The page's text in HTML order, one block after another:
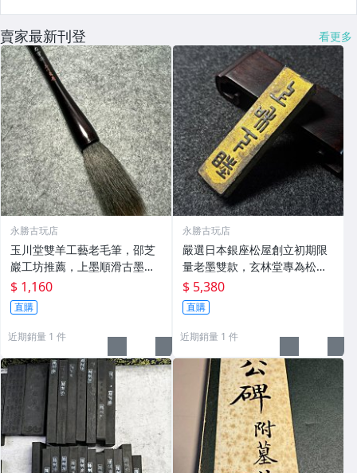
賣家最新刊登 看更多
永勝古玩店
玉川堂雙羊工藝老毛筆，邵芝
巖工坊推薦，上墨順滑古墨專
用 老墨 冬青 老筆
$ 1,160
直購
近期銷量 1 件
永勝古玩店
嚴選日本銀座松屋創立初期限
量老墨雙款，玄林堂專為松屋
打造，重量22.5g，適合收藏
及品味民國時期古雅文化 文房
用具 民國古墨 收藏文玩
$ 5,380
直購
近期銷量 1 件